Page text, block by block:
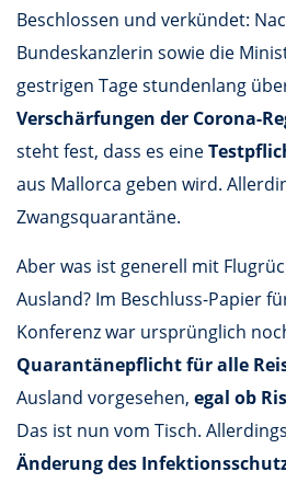
Beschlossen und verkündet:
Bundeskanzlerin sowie die
gestrigen Tage stundenlang
Verschärfungen der Corona-
steht fest, dass es eine
aus Mallorca geben wird.
Zwangsquarantäne.
Aber was ist generell mit
Ausland? Im Beschluss-Papier
Konferenz war ursprünglich
Quarantänepflicht für alle
Ausland vorgesehen, egal ob
Das ist nun vom Tisch.
Änderung des